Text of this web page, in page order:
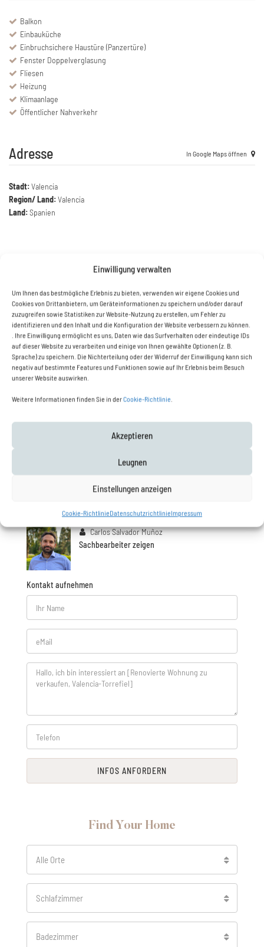
Einwilligung verwalten
Um Ihnen das bestmögliche Erlebnis zu bieten, verwenden wir eigene Cookies und
Cookies von Drittanbietern, um Geräteinformationen zu speichern und/oder darauf
zuzugreifen sowie Statistiken zur Website-Nutzung zu erstellen, um Fehler zu
identifizieren und den Inhalt und die Konfiguration der Website verbessern zu können.
. Ihre Einwilligung ermöglicht es uns, Daten wie das Surfverhalten oder eindeutige IDs
auf dieser Website zu verarbeiten und einige von Ihnen gewählte Optionen (z. B.
Sprache) zu speichern. Die Nichterteilung oder der Widerruf der Einwilligung kann sich
negativ auf bestimmte Features und Funktionen sowie auf Ihr Erlebnis beim Besuch
unserer Website auswirken.
Weitere Informationen finden Sie in derCookie-Richtlinie
Akzeptieren
Leugnen
Einstellungen anzeigen
Cookie-RichtlinieDatenschutzrichtlinieImpressum
Balkon
Einbauküche
Einbruchsichere Haustüre (Panzertüre)
Fenster Doppelverglasung
Fliesen
Heizung
Klimaanlage
Öffentlicher Nahverkehr
Adresse In Google Maps öffnen
Stadt:Valencia
Region/ Land:Valencia
Land:Spanien
Carlos Salvador Muñoz
Sachbearbeiter zeigen
Kontakt aufnehmen
INFOS ANFORDERN
Find Your Home
Alle Orte
Schlafzimmer
Badezimmer